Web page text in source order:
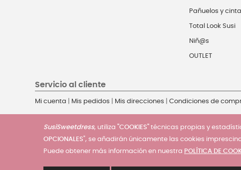
Pañuelos y
Total Look Susi
Niñ@s
OUTLET
Servicio al cliente
Mi cuenta Mis pedidos Mis direcciones Condiciones de
SusiSweetdress, utiliza "COOKIES" técnicas propias y
OPCIONALES", se añadirán únicamente las cookies
Puede obtener más información en nuestra POLÍTICA DE